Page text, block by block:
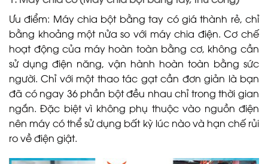
Ưu điểm: Máy chia bột bằng tay có giá thành rẻ, chỉ
bằng khoảng một nửa so với máy chia điện. Cơ chế
hoạt động của máy hoàn toàn bằng cơ, không cần
sử dụng điện năng, vận hành hoàn toàn bằng sức
người. Chỉ với một thao tác gạt cần đơn giản là bạn
đã có ngay 36 phần bột đều nhau chỉ trong thời gian
ngắn. Đặc biệt vì không phụ thuộc vào nguồn điện
nên máy có thể sử dụng bất kỳ lúc nào và hạn chế rủi
ro về điện giật.